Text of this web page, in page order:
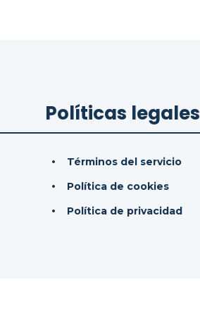
Políticas legales
Términos del servicio
Política de cookies
Política de privacidad